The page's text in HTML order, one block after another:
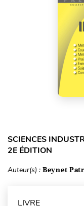
SCIENCES
2E ÉDITION
Auteur(s) : Beynet
LIVRE